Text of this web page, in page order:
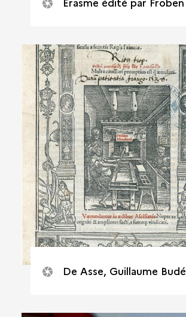
De Asse, Guillaume Budé